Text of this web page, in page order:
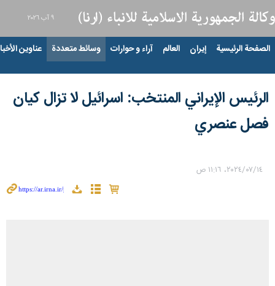
٩ آب ٢٠٢٦
الصفحة الرئيسية إيران العالم آراء و حوارات وسائط متعددة عناوين
الرئیس الإیراني المنتخب: اسرائيل لا تزال كيان
فصل عنصري
١٤‏/٠٧‏/٢٠٢٤، ١١:١٦ ص